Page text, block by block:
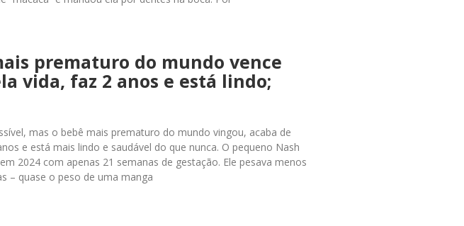
prematuro do mundo vence
vida, faz 2 anos e está lindo;
mas o bebê mais prematuro do mundo vingou, acaba de
e está mais lindo e saudável do que nunca. O pequeno Nash
2024 com apenas 21 semanas de gestação. Ele pesava menos
– quase o peso de uma manga